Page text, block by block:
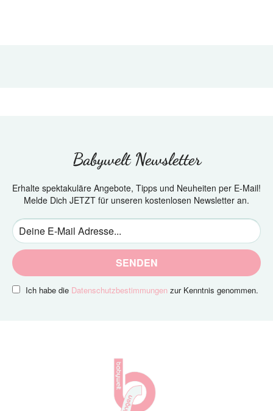
Babywelt Newsletter
Erhalte spektakuläre Angebote, Tipps und Neuheiten per E-Mail!
Melde Dich JETZT für unseren kostenlosen Newsletter an.
SENDEN
Ich habe die Datenschutzbestimmungen zur Kenntnis genommen.